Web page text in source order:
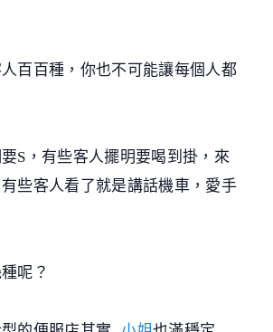
百百種，你也不可能讓每個人都
S，有些客人擺明要喝到掛，來
些客人看了就是講話機車，愛手
呢？